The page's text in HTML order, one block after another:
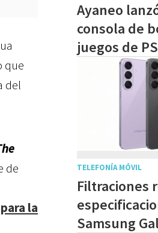
que
del
de
la
Ayaneo
consola de
juegos de
TELEFONÍA MÓVIL
Filtraciones
Samsung